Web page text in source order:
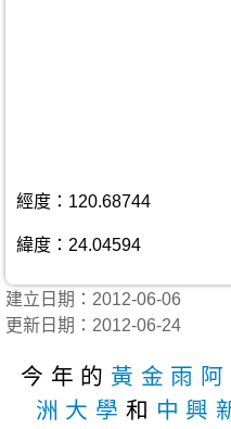
經度：120.68744
緯度：24.04594
建立日期：2012-06-06
更新日期：2012-06-24
今年的 黃金雨
洲大學 和 中興